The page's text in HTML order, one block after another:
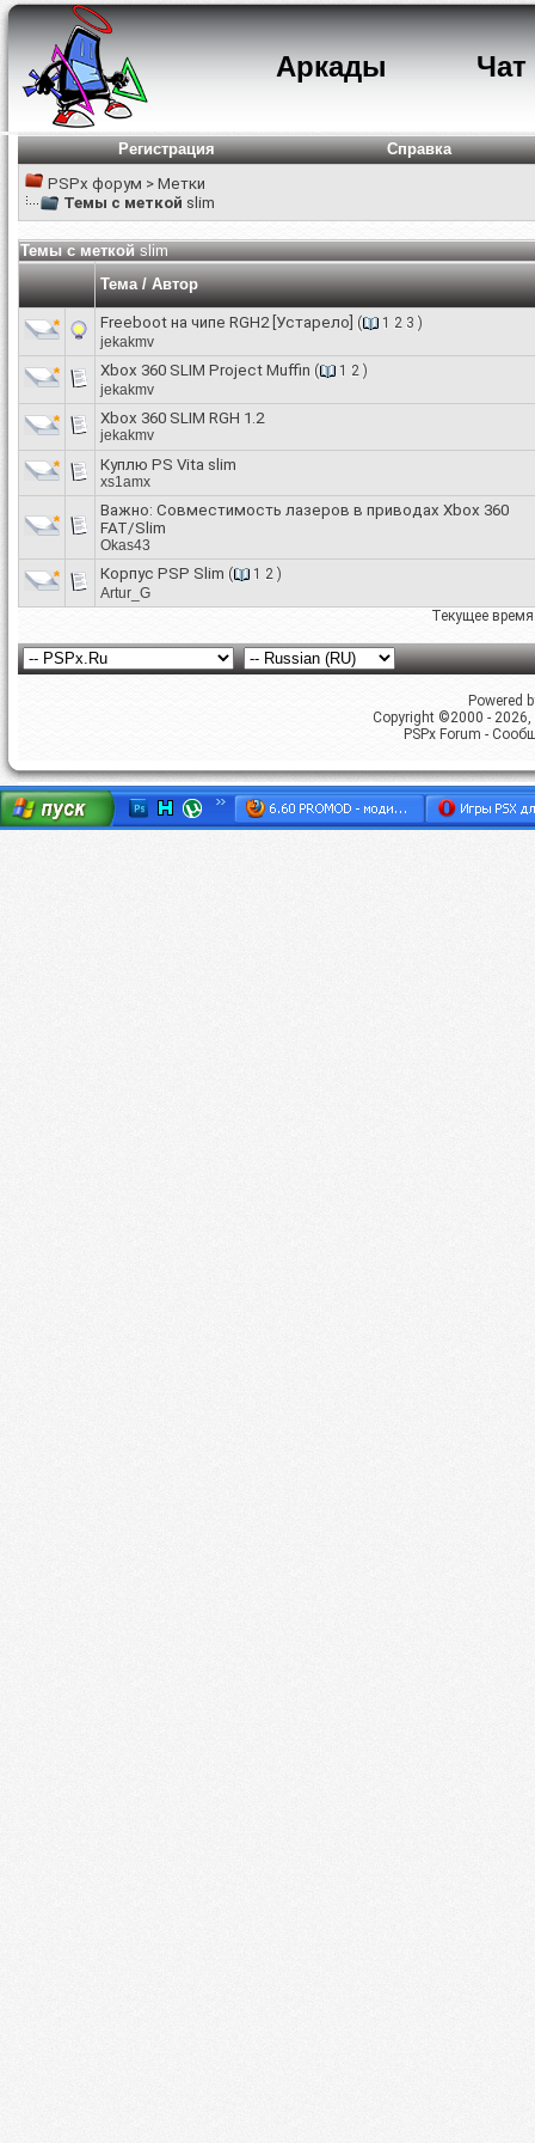
Аркады Чат
Регистрация
Справка
PSPx форум > Метки
Темы с меткой slim
Темы с меткойslim
Тема / Автор
Freeboot на чипе RGH2 [Устарело] ( 1 2 3 )
jekakmv
Xbox 360 SLIM Project Muffin ( 1 2 )
jekakmv
Xbox 360 SLIM RGH 1.2
jekakmv
Куплю PS Vita slim
xs1amx
Важно: Cовместимость лазеров в приводах Xbox 360
FAT/Slim
Okas43
Корпус PSP Slim ( 1 2 )
Artur_G
Текущее
Powered
Copyright ©2000 -
PSPx Forum -